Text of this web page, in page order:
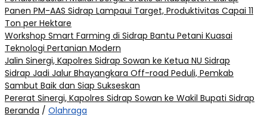
Panen PM-AAS Sidrap Lampaui Target, Produktivitas Capai 11
Ton per Hektare
Workshop Smart Farming di Sidrap Bantu Petani Kuasai
Teknologi Pertanian Modern
Jalin Sinergi, Kapolres Sidrap Sowan ke Ketua NU Sidrap
Sidrap Jadi Jalur Bhayangkara Off-road Peduli, Pemkab
Sambut Baik dan Siap Sukseskan
Pererat Sinergi, Kapolres Sidrap Sowan ke Wakil Bupati Sidrap
Beranda / Olahraga